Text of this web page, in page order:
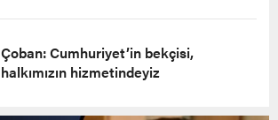
Çoban: Cumhuriyet’in bekçisi,
halkımızın hizmetindeyiz